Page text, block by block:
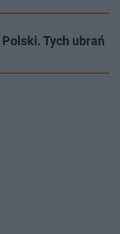
Tych ubrań